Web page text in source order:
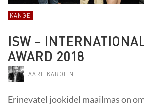
KANGE
ISW –
AWARD 2018
AARE KAROLIN
Erinevatel jookidel maailmas on